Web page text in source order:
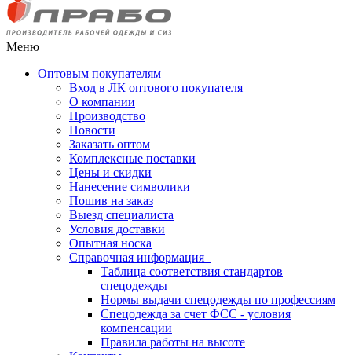
Меню
Оптовым покупателям
Вход в ЛК оптового покупателя
О компании
Производство
Новости
Заказать оптом
Комплексные поставки
Цены и скидки
Нанесение символики
Пошив на заказ
Выезд специалиста
Условия доставки
Опытная носка
Справочная информация
Таблица соответствия стандартов
спецодежды
Нормы выдачи спецодежды по профессиям
Спецодежда за счет ФСС - условия
компенсации
Правила работы на высоте